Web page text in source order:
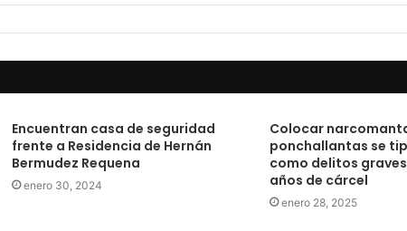
Encuentran casa de seguridad
frente a Residencia de Hernán
Bermudez Requena
enero 30, 2024
Colocar
ponchallantas se
como delitos graves
años de cárcel
enero 28, 2025